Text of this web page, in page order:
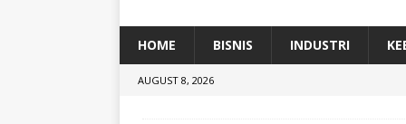
[ July 11, 2026 ] Dari Limbah ke Pakan
HOME BISNIS INDUSTRI
AUGUST 8, 2026